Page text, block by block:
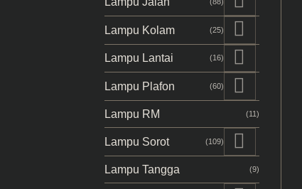
Lampu Kolam (25)
Lampu Lantai (16)
Lampu Plafon (60)
Lampu RM (11)
Lampu Sorot (109)
Lampu Tangga (9)